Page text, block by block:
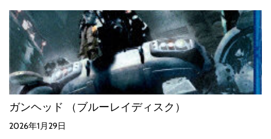
ガンヘッド （ブルーレイディスク）
2026年1月29日